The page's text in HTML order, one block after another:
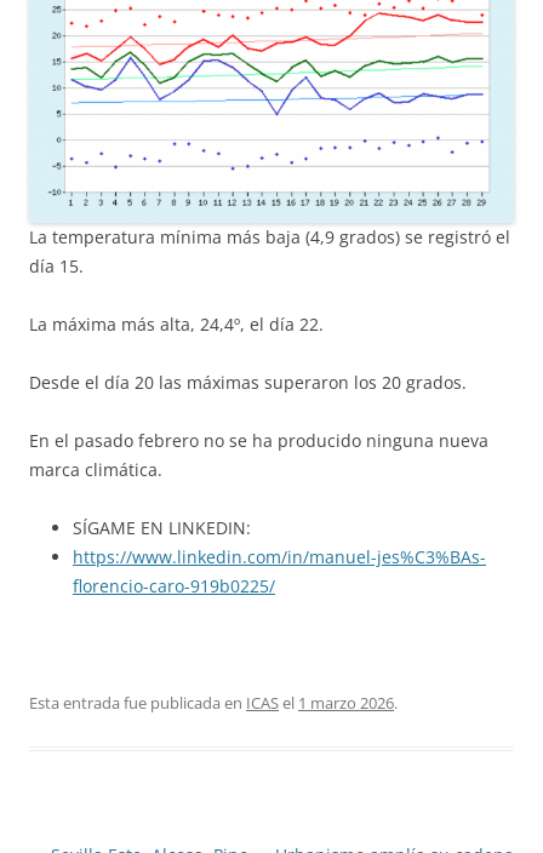
La temperatura mínima más baja (4,9 grados) se registró el
día 15.
La máxima más alta, 24,4º, el día 22.
Desde el día 20 las máximas superaron los 20 grados.
En el pasado febrero no se ha producido ninguna nueva
marca climática.
SÍGAME EN LINKEDIN:
https://www.linkedin.com/in/manuel-jes%C3%BAs-
florencio-caro-919b0225/
Esta entrada fue publicada en ICASel 1 marzo 2026.